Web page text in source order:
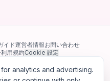
イド運営者情報お問い合わせ
利用規約Cookie 設定
三者広告ネットワークを利用してい
使用してパーソナライズ広告を配信
analytics and advertising.